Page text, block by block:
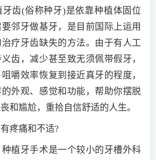
牙齿(俗称种牙)是依靠种植体固位
邻牙做基牙，是目前国际上运用
疗牙齿缺失的方法。由于有人工
齿，减少甚至致无须佩带假牙，
嚼效率恢复到接近真牙的程度，
外观、感觉和功能，帮助你摆脱
和尴尬，重拾自信舒适的人生。
疼痛和不适?
植牙手术是一个较小的牙槽外科